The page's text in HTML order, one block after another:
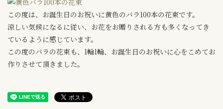
この度は、お誕生日のお祝いに黄色のバラ100本の花束です。
涼しい気候になるに従い、お花をお贈りされる方も多くなってき
ているように感じています。
この度のバラの花束も、1輪1輪、お誕生日のお祝いに心をこめてお
作りさせて頂きました。